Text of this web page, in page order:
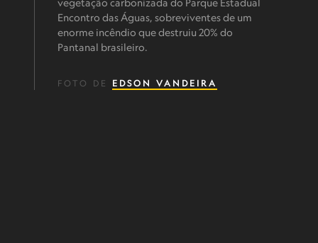
vegetação carbonizada do Parque Estadual
Encontro das Águas, sobreviventes de um
enorme incêndio que destruiu 20% do
Pantanal brasileiro.
FOTO DE EDSON VANDEIRA